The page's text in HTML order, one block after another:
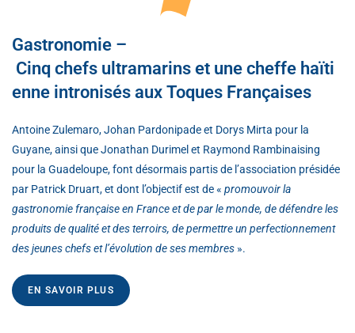
Gastronomie –
Cinq chefs ultramarins et une cheffe haïti
enne intronisés aux Toques Françaises
Antoine Zulemaro, Johan Pardonipade et Dorys Mirta pour la
Guyane, ainsi que Jonathan Durimel et Raymond Rambinaising
pour la Guadeloupe, font désormais partis de l’association présidée
par Patrick Druart, et dont l’objectif est de « promouvoir la
gastronomie française en France et de par le monde, de défendre les
produits de qualité et des terroirs, de permettre un perfectionnement
des jeunes chefs et l’évolution de ses membres ».
EN SAVOIR PLUS